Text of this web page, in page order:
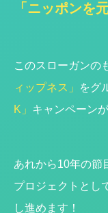
「ニッポンを
このスローガンの
ィップネス」
をグ
K」 キャンペーン
あれから10年の節
プロジェクトとし
し進めます！